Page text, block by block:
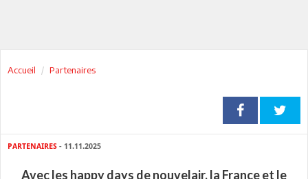
Accueil Partenaires
PARTENAIRES - 11.11.2025
Avec les happy days de nouvelair, la France et le